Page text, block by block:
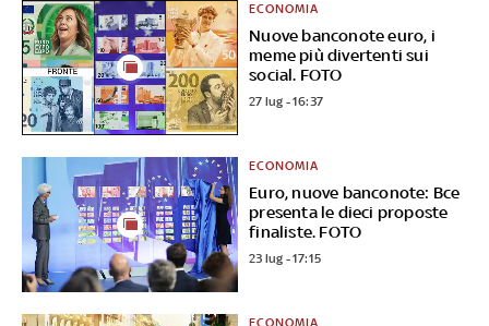
Nuove banconote euro, i
meme più divertenti sui
social. FOTO
ECONOMIA
27 lug - 16:37
Euro, nuove banconote: Bce
presenta le dieci proposte
finaliste. FOTO
ECONOMIA
23 lug - 17:15
ECONOMIA